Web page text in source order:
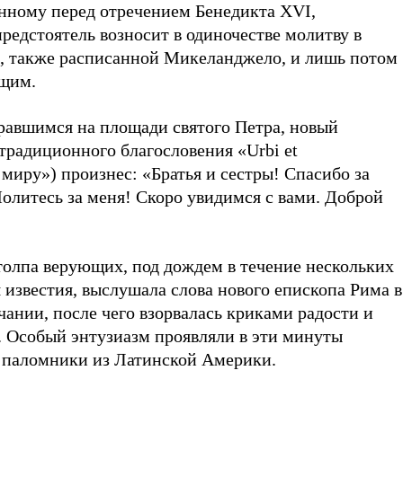
перед отречением Бенедикта XVI,
возносит в одиночестве молитву в
также расписанной Микеланджело, и лишь потом
на площади святого Петра, новый
благословения «Urbi et
произнес: «Братья и сестры! Спасибо за
за меня! Скоро увидимся с вами. Доброй
верующих, под дождем в течение нескольких
выслушала слова нового епископа Рима в
после чего взорвалась криками радости и
энтузиазм проявляли в эти минуты
из Латинской Америки.